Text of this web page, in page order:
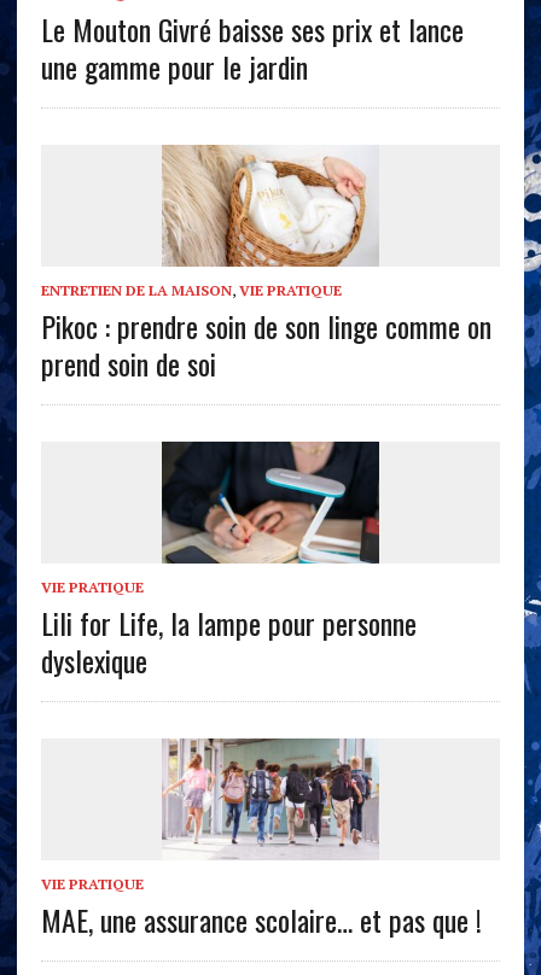
Le Mouton Givré baisse ses prix et lance
une gamme pour le jardin
ENTRETIEN DE LA MAISON, VIE PRATIQUE
Pikoc : prendre soin de son linge comme on
prend soin de soi
VIE PRATIQUE
Lili for Life, la lampe pour personne
dyslexique
VIE PRATIQUE
MAE, une assurance scolaire… et pas que !